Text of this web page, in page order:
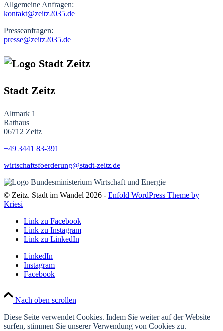
Allgemeine Anfragen:
kontakt@zeitz2035.de
Presseanfragen:
presse@zeitz2035.de
Stadt Zeitz
Altmark 1
Rathaus
06712 Zeitz
+49 3441 83-391
wirtschaftsfoerderung@stadt-zeitz.de
© Zeitz. Stadt im Wandel 2026 - Enfold WordPress Theme by
Kriesi
Link zu Facebook
Link zu Instagram
Link zu LinkedIn
LinkedIn
Instagram
Facebook
Nach oben scrollen
Diese Seite verwendet Cookies. Indem Sie weiter auf der Website
surfen, stimmen Sie unserer Verwendung von Cookies zu.